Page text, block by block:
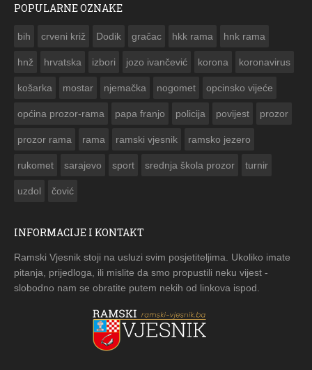
POPULARNE OZNAKE
bih crveni križ Dodik gračac hkk rama hnk rama
hnž hrvatska izbori jozo ivančević korona koronavirus
košarka mostar njemačka nogomet opcinsko vijeće
općina prozor-rama papa franjo policija povijest prozor
prozor rama rama ramski vjesnik ramsko jezero
rukomet sarajevo sport srednja škola prozor turnir
uzdol čović
INFORMACIJE I KONTAKT
Ramski Vjesnik stoji na usluzi svim posjetiteljima. Ukoliko imate
pitanja, prijedloga, ili mislite da smo propustili neku vijest -
slobodno nam se obratite putem nekih od linkova ispod.